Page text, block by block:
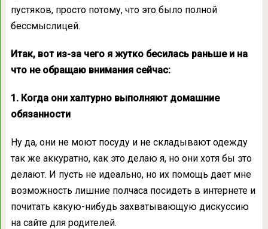
пустяков, просто потому, что это было полной
бессмыслицей.
Итак, вот из-за чего я жутко бесилась раньше и на
что не обращаю внимания сейчас:
1. Когда они халтурно выполняют домашние
обязанности
Ну да, они не моют посуду и не складывают одежду
так же аккуратно, как это делаю я, но они хотя бы это
делают. И пусть не идеально, но их помощь дает мне
возможность лишние полчаса посидеть в интернете и
почитать какую-нибудь захватывающую дискуссию
на сайте для родителей.